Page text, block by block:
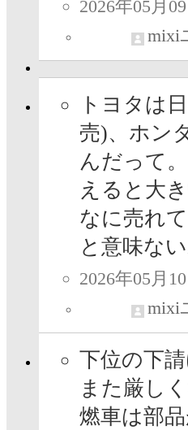
2026年05月
mixi
トヨタは
売)、ホン
んだって
えると大
なに売れ
と意味な
2026年05月
mixi
下位の下
また厳し
燃車は部